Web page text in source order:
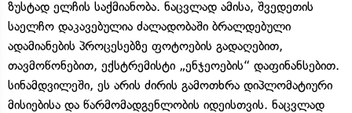
ზუსტად ელჩის საქმიანობა. ნაცვლად ამისა, შვედეთის
საელჩო დაკავებულია ძალადობაში ბრალდებული
ადამიანების პროცესებზე ფოტოების გადაღებით,
თავმოწონებით, ექსტრემისტი „ენჯეოების“ დაფინანსებით.
სინამდვილეში, ეს არის ძირის გამოთხრა დიპლომატიური
მისიებისა და წარმომადგენლობის იდეისთვის. ნაცვლად